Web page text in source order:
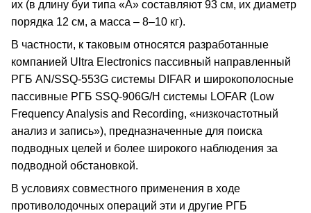
их (в длину буи типа «А» составляют 93 см, их диаметр
порядка 12 см, а масса – 8–10 кг).
В частности, к таковым относятся разработанные
компанией Ultra Electronics пассивный направленный
РГБ AN/SSQ-553G системы DIFAR и широкополосные
пассивные РГБ SSQ-906G/Н системы LOFAR (Low
Frequency Analysis and Recording, «низкочастотный
анализ и запись»), предназначенные для поиска
подводных целей и более широкого наблюдения за
подводной обстановкой.
В условиях совместного применения в ходе
противолодочных операций эти и другие РГБ